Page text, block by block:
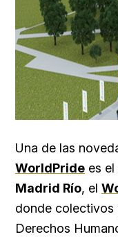
Una de las
WorldPride es
Madrid Río, el
donde colectivos
Derechos